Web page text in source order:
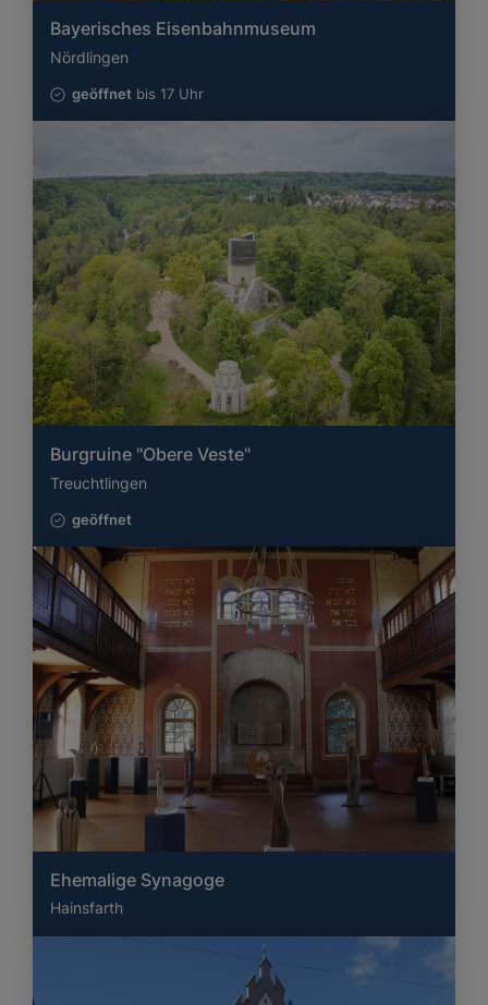
Bayerisches Eisenbahnmuseum
Nördlingen
geöffnet bis 17 Uhr
Burgruine "Obere Veste"
Treuchtlingen
geöffnet
Ehemalige Synagoge
Hainsfarth